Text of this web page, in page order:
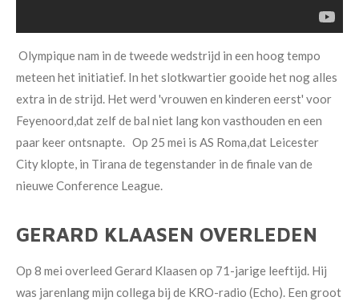
Olympique nam in de tweede wedstrijd in een hoog tempo
meteen het initiatief. In het slotkwartier gooide het nog alles
extra in de strijd. Het werd 'vrouwen en kinderen eerst' voor
Feyenoord,dat zelf de bal niet lang kon vasthouden en een
paar keer ontsnapte. Op 25 mei is AS Roma,dat Leicester
City klopte, in Tirana de tegenstander in de finale van de
nieuwe Conference League.
GERARD KLAASEN OVERLEDEN
Op 8 mei overleed Gerard Klaasen op 71-jarige leeftijd. Hij
was jarenlang mijn collega bij de KRO-radio (Echo). Een groot